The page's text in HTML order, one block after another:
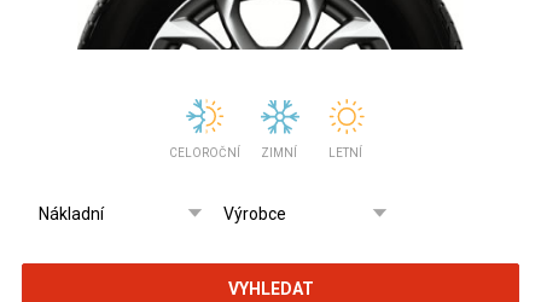
CELOROČNÍ ZIMNÍ LETNÍ
VYHLEDAT